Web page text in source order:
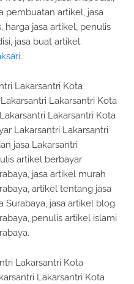
pembuatan artikel, jasa
harga jasa artikel, penulis
jasa buat artikel.
.
Lakarsantri Kota
Lakarsantri Kota
Lakarsantri Kota
Lakarsantri Lakarsantri
jasa Lakarsantri
artikel berbayar
jasa artikel murah
artikel tentang jasa
Surabaya, jasa artikel blog
penulis artikel islami
Lakarsantri Kota
Lakarsantri Kota